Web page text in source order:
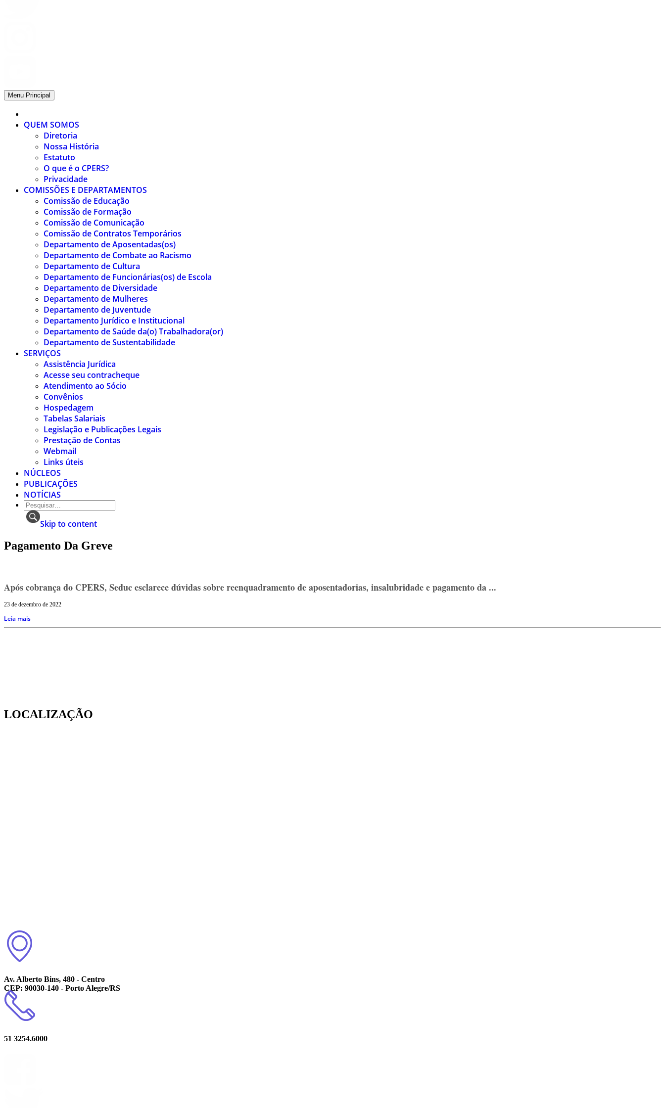
Menu Principal
QUEM SOMOS
Diretoria
Nossa História
Estatuto
O que é o CPERS?
Privacidade
COMISSÕES E DEPARTAMENTOS
Comissão de Educação
Comissão de Formação
Comissão de Comunicação
Comissão de Contratos Temporários
Departamento de Aposentadas(os)
Departamento de Combate ao Racismo
Departamento de Cultura
Departamento de Funcionárias(os) de Escola
Departamento de Diversidade
Departamento de Mulheres
Departamento de Juventude
Departamento Jurídico e Institucional
Departamento de Saúde da(o) Trabalhadora(or)
Departamento de Sustentabilidade
SERVIÇOS
Assistência Jurídica
Acesse seu contracheque
Atendimento ao Sócio
Convênios
Hospedagem
Tabelas Salariais
Legislação e Publicações Legais
Prestação de Contas
Webmail
Links úteis
NÚCLEOS
PUBLICAÇÕES
NOTÍCIAS
Skip to content
Pagamento Da Greve
Após cobrança do CPERS, Seduc esclarece dúvidas sobre reenquadramento de aposentadorias, insalubridade e pagamento da ...
23 de dezembro de 2022
Leia mais
LOCALIZAÇÃO
Av. Alberto Bins, 480 - Centro
CEP: 90030-140 - Porto Alegre/RS
51 3254.6000